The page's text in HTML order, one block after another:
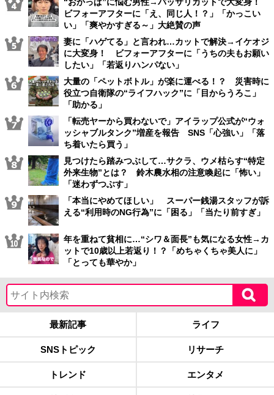
“おかっぱ”に悩む男性→バッサリカットで大変身！
ビフォーアフターに「え、同じ人！？」「かっこい
い」「爽やかすぎる～」大絶賛の声
妻に「ハゲてる」と言われ…カットで解決→イケオジ
に大変身！ ビフォーアフターに「うちの夫もお願い
したい」「若返りハンパない」
大量の「ペットボトル」が楽に運べる！？ 災害時に
役立つ自衛隊の“ライフハック”に「目からうろこ」
「助かる」
「転売ヤーから買わないで」アイラップ公式が“ウォ
ッシャブルタンク”増産を報告 SNS「心強い」「落
ち着いたら買う」
見つけたら踏みつぶして…サクラ、ウメ枯らす“特定
外来生物”とは？ 鈴木農水相の注意喚起に「怖い」
「迷わずつぶす」
「本当にやめてほしい」 スーパー銭湯スタッフが訴
える“利用時のNG行為”に「困る」「当たり前すぎ」
年を重ねて貧相に…“シワ＆面長”も気になる女性→カ
ットで10歳以上若返り！？「めちゃくちゃ美人に」
「とっても華やか」
最新記事 ライフ
SNSトピック リサーチ
トレンド エンタメ